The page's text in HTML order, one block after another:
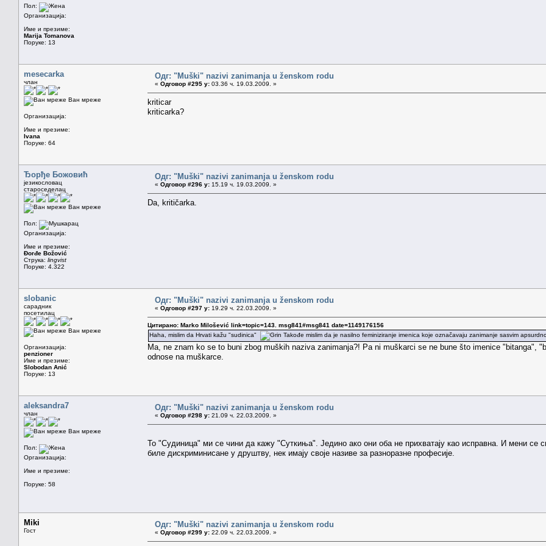
Пол:
Организација:
Име и презиме:
Marija Tomanova
Поруке: 13
mesecarka
члан
Ван мреже
Организација:
Име и презиме:
Ivana
Поруке: 64
Одг: "Muški" nazivi zanimanja u ženskom rodu
« Одговор #295 у: 03.36 ч. 19.03.2009. »
kriticar
kriticarka?
Ђорђе Божовић
језикословац
староседелац
Ван мреже
Пол:
Организација:
Име и презиме:
Đorđe Božović
Струка: lingvist
Поруке: 4.322
Одг: "Muški" nazivi zanimanja u ženskom rodu
« Одговор #296 у: 15.19 ч. 19.03.2009. »
Da, kritičarka.
slobanic
сарадник
посетилац
Ван мреже
Организација:
penzioner
Име и презиме:
Slobodan Anić
Поруке: 13
Одг: "Muški" nazivi zanimanja u ženskom rodu
« Одговор #297 у: 19.29 ч. 22.03.2009. »
Цитирано: Marko Milošević link=topic=143. msg841#msg841 date=1149176156
Haha, mislim da Hrvati kažu "sudinica"
Takođe mislim da je nasilno feminiziranje imenica koje označavaju zanimanje sasvim
Ma, ne znam ko se to buni zbog muških naziva zanimanja?! Pa ni muškarci se ne bune što imenice
odnose na muškarce.
aleksandra7
члан
Ван мреже
Пол:
Организација:
Име и презиме:
Поруке: 58
Одг: "Muški" nazivi zanimanja u ženskom rodu
« Одговор #298 у: 21.09 ч. 22.03.2009. »
То "Судиница" ми се чини да кажу "Суткиња". Једино ако они оба не прихватају као исправна. И мени
биле дискриминисане у друштву, нек имају своје називе за разноразне професије.
Miki
Гост
Одг: "Muški" nazivi zanimanja u ženskom rodu
« Одговор #299 у: 22.09 ч. 22.03.2009. »